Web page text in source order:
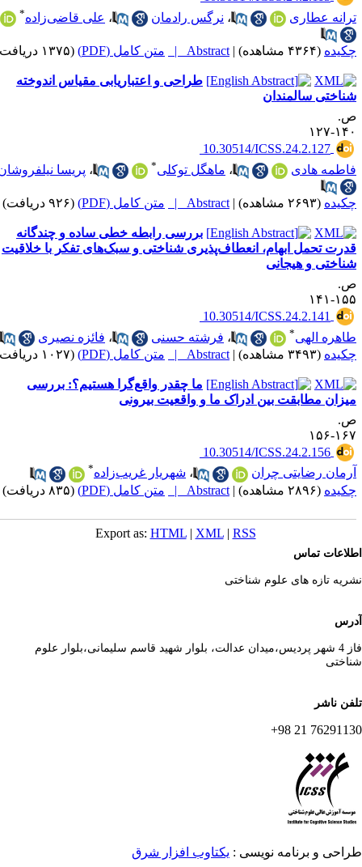
عطاری
،نرگس رادمان ،علی قاضی‌زاده
(۴۳۶۴ مشاهده) |
Abstract | متن کامل (PDF) (۱۳۷۵ دریافت)
طراحی و اعتباریابی مقیاس اندوخته
سالمندان
۱۲۷
‎ 10.30514/ICSS.24.2.127
هادی
،ماهگل توکلی ،پریسا نیلفروشان
(۲۶۹۳ مشاهده) |
Abstract | متن کامل (PDF) (۹۲۶ دریافت)
بررسی رابطه خطی ساده و چندگانه
تحمل ابهام، انعطاف‌پذیری ‌شناختی و سبک‌های تفکر با خلاقیت
و هیجانی
۱۴۱
‎ 10.30514/ICSS.24.2.141
الهی
،فرشته حسنی ،فائزه نصیری
(۳۴۹۳ مشاهده) |
Abstract | متن کامل (PDF) (۱۰۲۷ دریافت)
ما چقدر واقع‌گرا هستیم؟: بررسی
مطابقت بین ادراک ما و واقعیت بیرونی
۱۵۶
‎ 10.30514/ICSS.24.2.156
رضایتی چران
،شهریار غریب‌زاده
(۲۸۹۶ مشاهده) |
Abstract | متن کامل (PDF) (۸۳۵ دریافت)
Export as:HTML |XML|RSS
تماس
تازه های علوم شناختی
فاز 4 شهر پردیس،میدان عدالت، بلوار شهید قاسم سلیمانی،بلوار علوم
ناشر
76291130 21
و برنامه نویسی : یکتاوب افزار شرق